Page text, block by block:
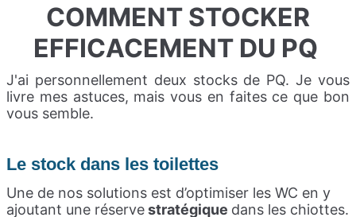
COMMENT STOCKER
EFFICACEMENT DU PQ
J'ai personnellement deux stocks de PQ. Je vous
livre mes astuces, mais vous en faites ce que bon
vous semble.
Le stock dans les toilettes
Une de nos solutions est d’optimiser les WC en y
ajoutant une réservestratégique dans les chiottes.